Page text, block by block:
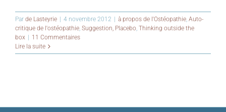
Par de Lasteyrie | 4 novembre 2012 | à propos de l'Ostéopathie Auto-
critique de l'ostéopathie Suggestion, Placebo Thinking outside the
box | 11 Commentaires
Lire la suite